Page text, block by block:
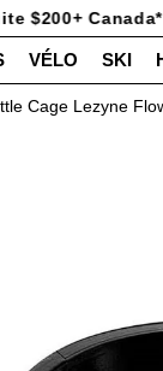
$200+ Canada*
VÉLO SKI
Cage Lezyne